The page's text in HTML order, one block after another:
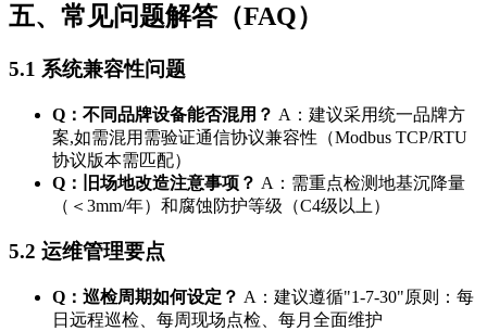
五、常见问题解答（FAQ）
5.1 系统兼容性问题
Q：不同品牌设备能否混用？ A：建议采用统一品牌方
案,如需混用需验证通信协议兼容性（Modbus TCP/RTU
协议版本需匹配）
Q：旧场地改造注意事项？ A：需重点检测地基沉降量
（＜3mm/年）和腐蚀防护等级（C4级以上）
5.2 运维管理要点
Q：巡检周期如何设定？ A：建议遵循"1-7-30"原则：每
日远程巡检、每周现场点检、每月全面维护